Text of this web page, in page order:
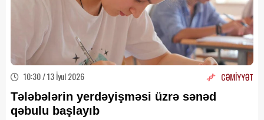
10:30 / 13 İyul 2026 CƏMİYYƏT
Tələbələrin yerdəyişməsi üzrə sənəd
qəbulu başlayıb